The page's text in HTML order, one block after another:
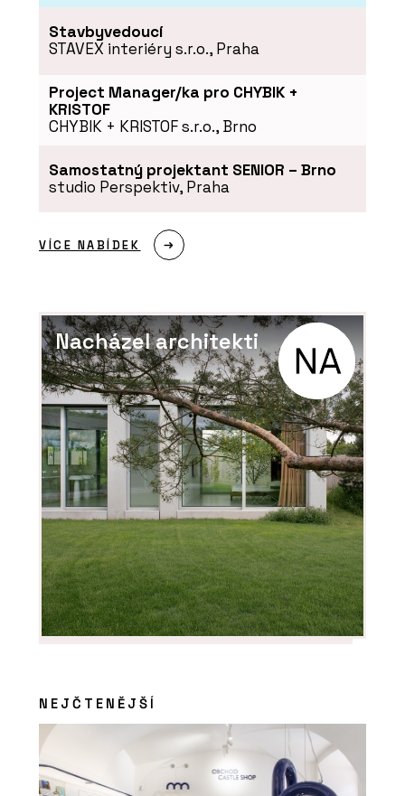
Ravak
Sprchové kouty Walk-In - RAVAK
ČLÁNKY
Nový cowork v Nuselském pivovaru
nabízí zázemí, komunitu i promyšlené
koupelny
Baterie Spring – RAVAK
Stavbyvedoucí
STAVEX interiéry s.r.o., Praha
Project Manager/ka pro CHYBIK +
KRISTOF
CHYBIK + KRISTOF s.r.o., Brno
Samostatný projektant SENIOR – Brno
studio Perspektiv, Praha
VÍCE NABÍDEK
Nacházel architekti
NEJČTENĚJŠÍ